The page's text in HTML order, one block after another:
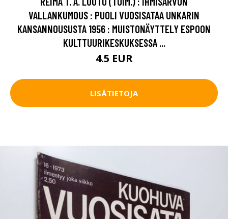
VALLANKUMOUS : PUOLI VUOSISATAA UNKARIN
KANSANNOUSUSTA 1956 : MUISTONÄYTTELY ESPOON
KULTTUURIKESKUKSESSA ...
4.5 EUR
LISÄTIETOJA